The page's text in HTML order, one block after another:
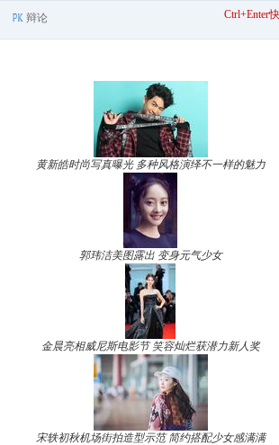
辩论 Ctrl+Enter
黄新皓时尚写真曝光 多种风格演绎不一样的魅力
郭玮洁美图露出 变身元气少女
金晨亮相威尼斯电影节 笑容灿烂获潜力新人奖
宋轶初秋机场街拍造型示范 简约搭配少女感满满